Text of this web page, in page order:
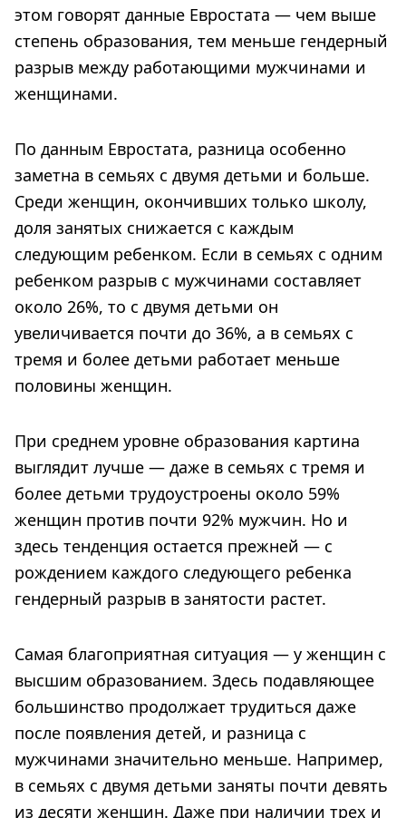
этом говорят данные Евростата — чем выше
степень образования, тем меньше гендерный
разрыв между работающими мужчинами и
женщинами.
По данным Евростата, разница особенно
заметна в семьях с двумя детьми и больше.
Среди женщин, окончивших только школу,
доля занятых снижается с каждым
следующим ребенком. Если в семьях с одним
ребенком разрыв с мужчинами составляет
около 26%, то с двумя детьми он
увеличивается почти до 36%, а в семьях с
тремя и более детьми работает меньше
половины женщин.
При среднем уровне образования картина
выглядит лучше — даже в семьях с тремя и
более детьми трудоустроены около 59%
женщин против почти 92% мужчин. Но и
здесь тенденция остается прежней — с
рождением каждого следующего ребенка
гендерный разрыв в занятости растет.
Самая благоприятная ситуация — у женщин с
высшим образованием. Здесь подавляющее
большинство продолжает трудиться даже
после появления детей, и разница с
мужчинами значительно меньше. Например,
в семьях с двумя детьми заняты почти девять
из десяти женщин. Даже при наличии трех и